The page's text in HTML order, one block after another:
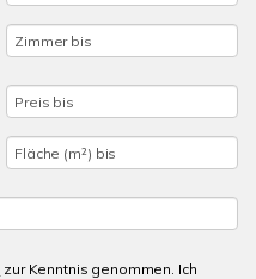
zur Kenntnis genommen. Ich